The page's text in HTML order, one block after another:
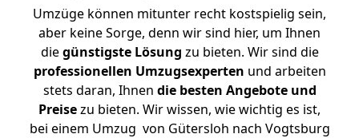
Umzüge können mitunter recht kostspielig sein,
aber keine Sorge, denn wir sind hier, um Ihnen
diegünstigste Lösung zu bieten. Wir sind die
professionellen Umzugsexperten und arbeiten
stets daran, Ihnen die besten Angebote und
Preisezu bieten. Wir wissen, wie wichtig es ist,
bei einem Umzug von Gütersloh nach Vogtsburg